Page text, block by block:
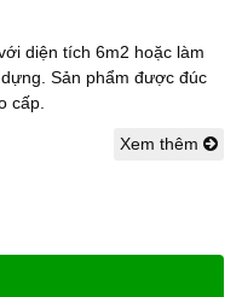
diện tích 6m2 hoặc làm
Sản phẩm được đúc
cấp.
Xem thêm